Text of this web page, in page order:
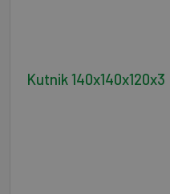
Kutnik 140x140x120x3